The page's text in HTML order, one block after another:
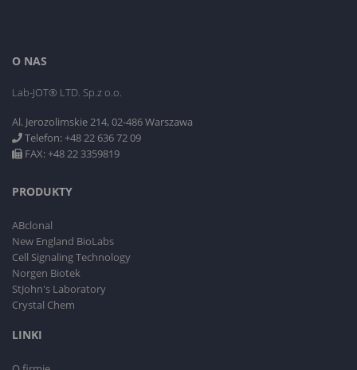
O NAS
Lab-JOT® LTD. Sp.z o.o.
Al. Jerozolimskie 214, 02-486 Warszawa
Telefon: +48 22 636 72 09
FAX: +48 22 3359819
PRODUKTY
ABclonal
New England BioLabs
Cell Signaling Technology
Norgen Biotek
StJohn's Laboratory
Crystal Chem
LINKI